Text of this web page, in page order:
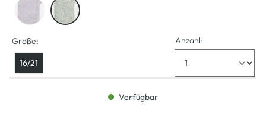
Größe:
16/21
Anzahl:
Verfügbar